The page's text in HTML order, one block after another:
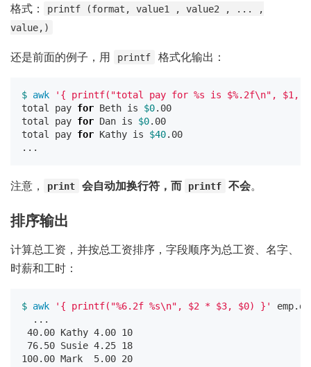
格式：
printf (format, value1 , value2 , ... ,
value,)
还是前面的例子，用 printf 格式化输出：
$ awk
'{ printf("total pay for %s is $%.2f\n", $1,
total pay for Beth is $0.00
total pay for Dan is $0.00
total pay for Kathy is $40.00
注意， print 会自动加换行符，而 printf 不会。
排序输出
计算总工资，并按总工资排序，字段顺序为总工资、名字、
时薪和工时：
$ awk '{ printf("%6.2f %s\n", $2 * $3, $0) }'
  ...
40.00 Kathy 4.00 10
76.50 Susie 4.25 18
100.00 Mark  5.00 20